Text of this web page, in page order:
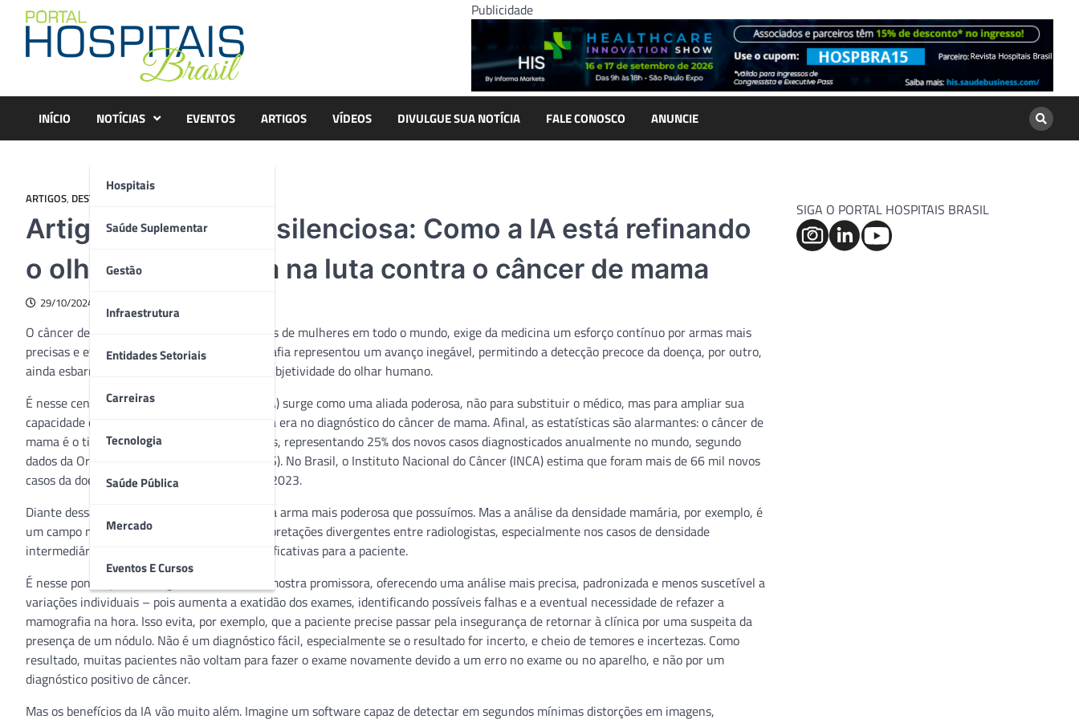
content
Publicidade
INÍCIO NOTÍCIAS
Hospitais
Saúde Suplementar
Gestão
Infraestrutura
Entidades Setoriais
Carreiras
Tecnologia
Saúde Pública
Mercado
Eventos E Cursos
EVENTOS ARTIGOS VÍDEOS DIVULGUE SUA NOTÍCIA FALE CONOSCO ANUNCIE
ARTIGOS, DESTAQUE
Artigo – Revolução silenciosa: Como a IA está refinando
o olhar da medicina na luta contra o câncer de mama
29/10/2024
O câncer de mama, doença que atinge milhões de mulheres em todo o mundo, exige da medicina um esforço contínuo por armas mais
precisas e eficazes. Se por um lado a mamografia representou um avanço inegável, permitindo a detecção precoce da doença, por outro,
ainda esbarra em um desafio persistente: a subjetividade do olhar humano.
É nesse cenário que a inteligência artificial (IA) surge como uma aliada poderosa, não para substituir o médico, mas para ampliar sua
capacidade de discernimento e inaugurar uma era no diagnóstico do câncer de mama. Afinal, as estatísticas são alarmantes: o câncer de
mama é o tipo mais comum entre as mulheres, representando 25% dos novos casos diagnosticados anualmente no mundo, segundo
dados da Organização Mundial da Saúde (OMS). No Brasil, o Instituto Nacional do Câncer (INCA) estima que foram mais de 66 mil novos
casos da doença diagnosticados somente em 2023.
Diante dessa realidade, a detecção precoce é a arma mais poderosa que possuímos. Mas a análise da densidade mamária, por exemplo, é
um campo minado para a subjetividade. Interpretações divergentes entre radiologistas, especialmente nos casos de densidade
intermediária, podem ter consequências significativas para a paciente.
É nesse ponto que a inteligência artificial se mostra promissora, oferecendo uma análise mais precisa, padronizada e menos suscetível a
variações individuais – pois aumenta a exatidão dos exames, identificando possíveis falhas e a eventual necessidade de refazer a
mamografia na hora. Isso evita, por exemplo, que a paciente precise passar pela insegurança de retornar à clínica por uma suspeita da
presença de um nódulo. Não é um diagnóstico fácil, especialmente se o resultado for incerto, e cheio de temores e incertezas. Como
resultado, muitas pacientes não voltam para fazer o exame novamente devido a um erro no exame ou no aparelho, e não por um
diagnóstico positivo de câncer.
Mas os benefícios da IA vão muito além. Imagine um software capaz de detectar em segundos mínimas distorções em imagens,
SIGA O PORTAL HOSPITAIS BRASIL